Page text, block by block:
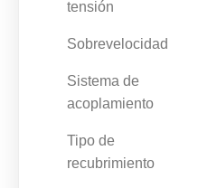
tensión
Sobrevelocidad
Sistema de
acoplamiento
Tipo de
recubrimiento